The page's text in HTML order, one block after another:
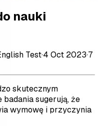
nauki
Test·4 Oct 2023·7
skutecznym
sugerują, że
wymowę i przyczynia